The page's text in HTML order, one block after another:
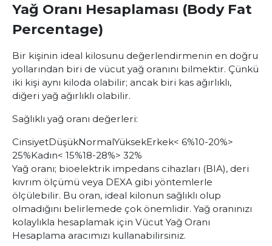
Yağ Oranı Hesaplaması (Body Fat
Percentage)
Bir kişinin ideal kilosunu değerlendirmenin en doğru
yollarından biri de vücut yağ oranını bilmektir. Çünkü
iki kişi aynı kiloda olabilir; ancak biri kas ağırlıklı,
diğeri yağ ağırlıklı olabilir.
Sağlıklı yağ oranı değerleri:
CinsiyetDüşükNormalYüksekErkek< 6%10-20%>
25%Kadın< 15%18-28%> 32%
Yağ oranı; bioelektrik impedans cihazları (BIA), deri
kıvrım ölçümü veya DEXA gibi yöntemlerle
ölçülebilir. Bu oran, ideal kilonun sağlıklı olup
olmadığını belirlemede çok önemlidir. Yağ oranınızı
kolaylıkla hesaplamak için Vücut Yağ Oranı
Hesaplama aracımızı kullanabilirsiniz.